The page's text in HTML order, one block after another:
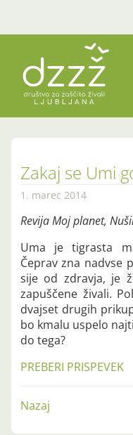
Zakaj se Umi
1. marec 2014
Revija Moj planet,
Uma je tigrasta
Čeprav zna nadvse
sije od zdravja, je
zapuščene živali.
dvajset drugih
bo kmalu uspelo
do tega?
PREBERI PRISPEVEK
Nazaj